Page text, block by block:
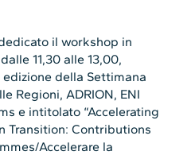
il workshop in
11,30 alle 13,00,
della Settimana
Regioni, ADRION, ENI
e intitolato “Accelerating
Transition: Contributions
Accelerare la